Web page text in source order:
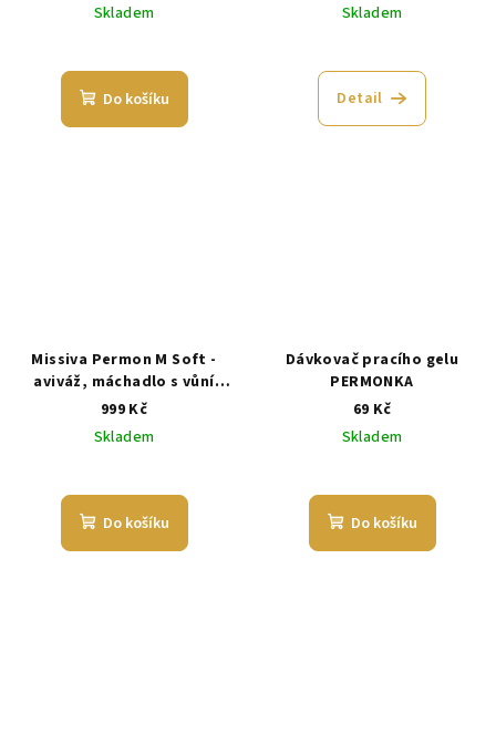
Skladem
Do košíku
Skladem
Detail
Missiva Permon M Soft -
aviváž, máchadlo s vůní
květin a nádechem moře - 5
999 Kč
Skladem
Do košíku
Dávkovač pracího gelu
PERMONKA
69 Kč
Skladem
Do košíku